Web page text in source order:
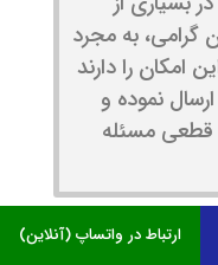
گرامی، به مجرد
امکان را دارند
نموده و
قطعی مسئله
می باشد.
ارتباط در واتساپ (آنلاین)